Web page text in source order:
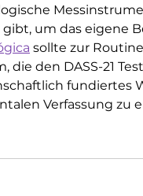
um das eigene
sollte zur
den DASS-21
fundiertes
Verfassung zu